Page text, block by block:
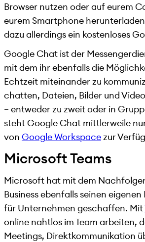
Browser nutzen oder auf eurem
eurem Smartphone
dazu allerdings ein kostenloses
Google Chat ist der
mit dem ihr ebenfalls die
Echtzeit miteinander zu
chatten, Dateien, Bilder und
– entweder zu zweit oder in
steht Google Chat mittlerweile
von Google Workspacezur
Microsoft Teams
Microsoft hat mit dem
Business ebenfalls seinen
für Unternehmen geschaffen. Mit
online nahtlos im Team arbeiten,
Meetings, Direktkommunikation